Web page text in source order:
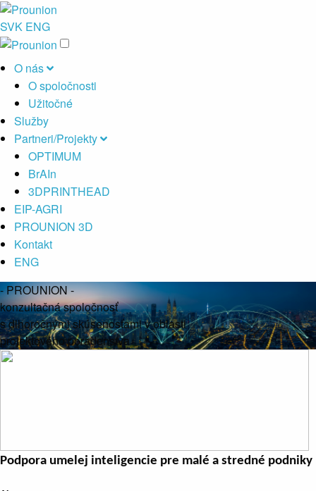
SVK ENG
O nás
O spoločnosti
Užitočné
Služby
Partneri/Projekty
OPTIMUM
BrAIn
3DPRINTHEAD
EIP-AGRI
PROUNION 3D
Kontakt
ENG
-PROUNION-
konzultačná spoločnosť
s dlhoročnými skúsenosťami v oblasti
projektového poradenstva
Podpora umelej inteligencie pre malé a stredné podniky